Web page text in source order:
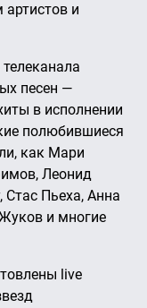
и
песен —
в исполнении
полюбившиеся
как Мари
Леонид
Стас Пьеха, Анна
и многие
live